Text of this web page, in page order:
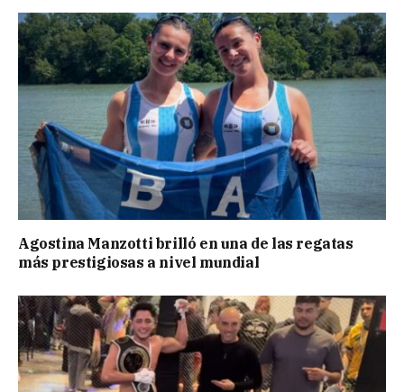
Agostina Manzotti brilló en una de las regatas
más prestigiosas a nivel mundial